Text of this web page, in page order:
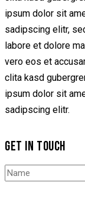
ipsum dolor sit
sadipscing elitr,
labore et dolore
vero eos et
clita kasd
ipsum dolor sit
sadipscing elitr.
GET IN TOUCH